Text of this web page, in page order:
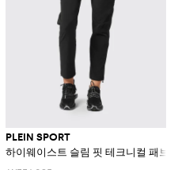
스니커즈
PLEIN SPORT
하이웨이스트 슬림 핏 테크니컬 패브